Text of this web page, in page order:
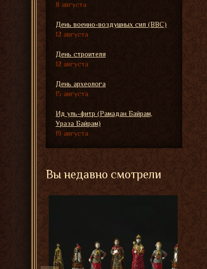
8 августа
День военно-воздушных сил (ВВС)
12 августа
День строителя
12 августа
День археолога
15 августа
Ид уль-фитр (Рамадан Байрам,
Ураза Байрам)
19 августа
Вы недавно смотрели